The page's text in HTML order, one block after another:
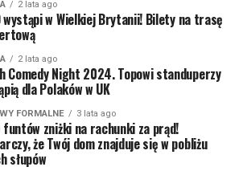
to. Okazuje się, że trzeba sięgnąć do
języka angielskiego. Co więc
gry w baseball. Homer to
że piłka wylatuje poza boisko, a
wysiłku obiec każdą bazę i zdobyć
2 lata ago
wystąpi w Wielkiej Brytanii! Bilety na trasę
2 lata ago
Comedy Night 2024. Topowi standuperzy
dla Polaków w UK
FORMALNE 3 lata ago
funtów zniżki na rachunki za prąd!
że Twój dom znajduje się w pobliżu
słupów